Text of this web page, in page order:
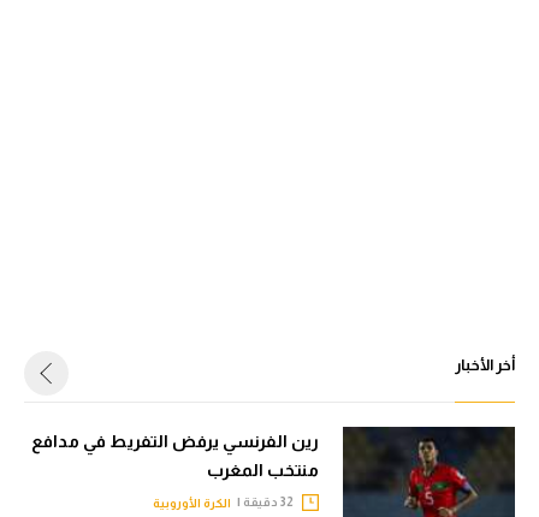
أخر الأخبار
رين الفرنسي يرفض التفريط في مدافع
منتخب المغرب
الكرة الأوروبية